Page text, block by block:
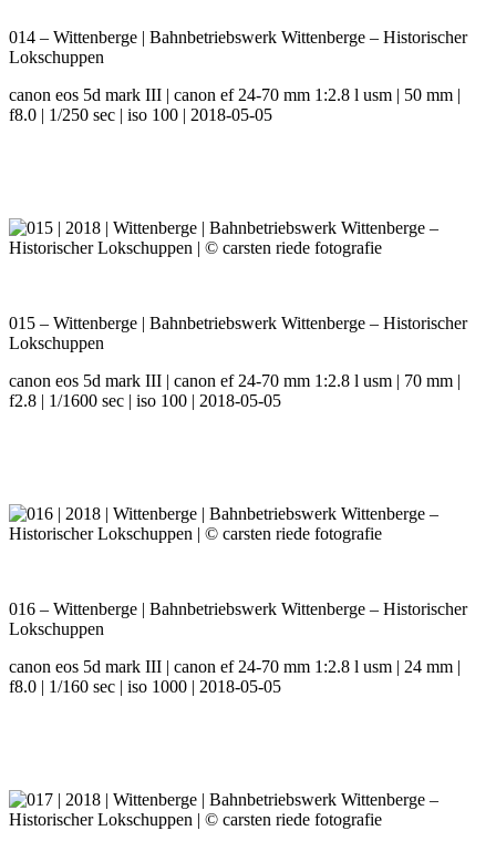
014 – Wittenberge | Bahnbetriebswerk Wittenberge – Historischer
Lokschuppen
canon eos 5d mark III | canon ef 24-70 mm 1:2.8 l usm | 50 mm |
f8.0 | 1/250 sec | iso 100 | 2018-05-05
015 – Wittenberge | Bahnbetriebswerk Wittenberge – Historischer
Lokschuppen
canon eos 5d mark III | canon ef 24-70 mm 1:2.8 l usm | 70 mm |
f2.8 | 1/1600 sec | iso 100 | 2018-05-05
016 – Wittenberge | Bahnbetriebswerk Wittenberge – Historischer
Lokschuppen
canon eos 5d mark III | canon ef 24-70 mm 1:2.8 l usm | 24 mm |
f8.0 | 1/160 sec | iso 1000 | 2018-05-05